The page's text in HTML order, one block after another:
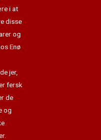
i at
disse
og
Enø
jer,
fersk
de
og